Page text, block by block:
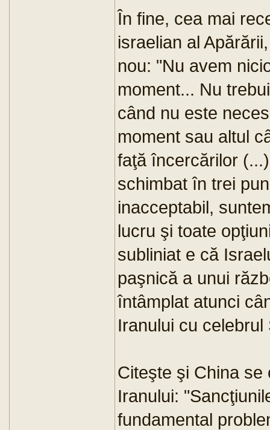
În fine, cea mai
israelian al
nou: "Nu avem
moment... Nu
când nu este
moment sau altul
faţă încercărilor
schimbat în trei
inacceptabil,
lucru şi toate
subliniat e că
paşnică a unui
întâmplat atunci
Iranului cu celebrul
Citeşte şi China
Iranului:
fundamental